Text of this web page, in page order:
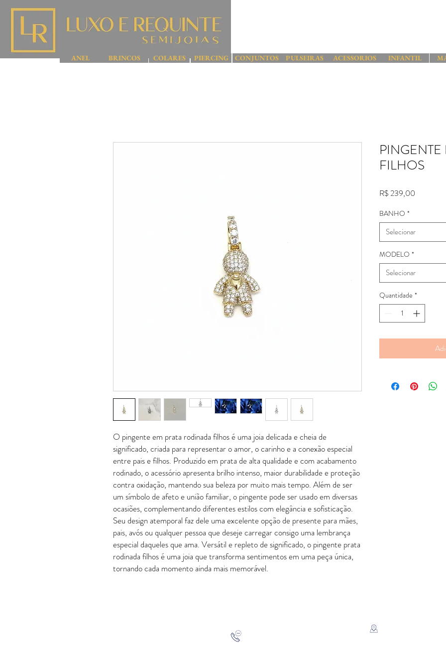
ANEL BRINCOS COLARES PIERCING CONJUNTOS PULSEIRAS ACESSORIOS INFANTIL
O pingente em prata rodinada filhos é uma joia delicada e cheia de
significado, criada para representar o amor, o carinho e a conexão especial
entre pais e filhos. Produzido em prata de alta qualidade e com acabamento
rodinado, o acessório apresenta brilho intenso, maior durabilidade e proteção
contra oxidação, mantendo sua beleza por muito mais tempo. Além de ser
um símbolo de afeto e união familiar, o pingente pode ser usado em diversas
ocasiões, complementando diferentes estilos com elegância e sofisticação.
Seu design atemporal faz dele uma excelente opção de presente para mães,
pais, avós ou qualquer pessoa que deseje carregar consigo uma lembrança
especial daqueles que ama. Versátil e repleto de significado, o pingente prata
rodinada filhos é uma joia que transforma sentimentos em uma peça única,
tornando cada momento ainda mais memorável.
FILHOS
R$ 239,00
BANHO *
Selecionar
MODELO *
Selecionar
Quantidade *